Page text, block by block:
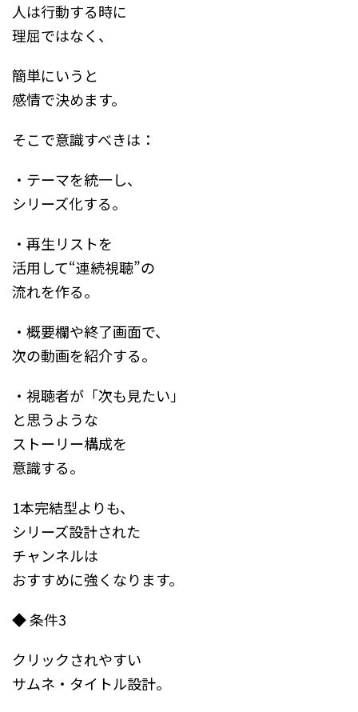
人は行動する時に
理屈ではなく、
簡単にいうと
感情で決めます。
そこで意識すべきは：
・テーマを統一し、
シリーズ化する。
・再生リストを
活用して“連続視聴”の
流れを作る。
・概要欄や終了画面で、
次の動画を紹介する。
・視聴者が「次も見たい」
と思うような
ストーリー構成を
意識する。
1本完結型よりも、
シリーズ設計された
チャンネルは
おすすめに強くなります。
◆ 条件3
クリックされやすい
サムネ・タイトル設計。